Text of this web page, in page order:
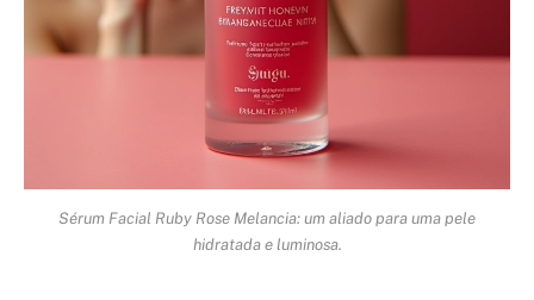
Sérum Facial Ruby Rose Melancia: um aliado para uma pele
hidratada e luminosa.